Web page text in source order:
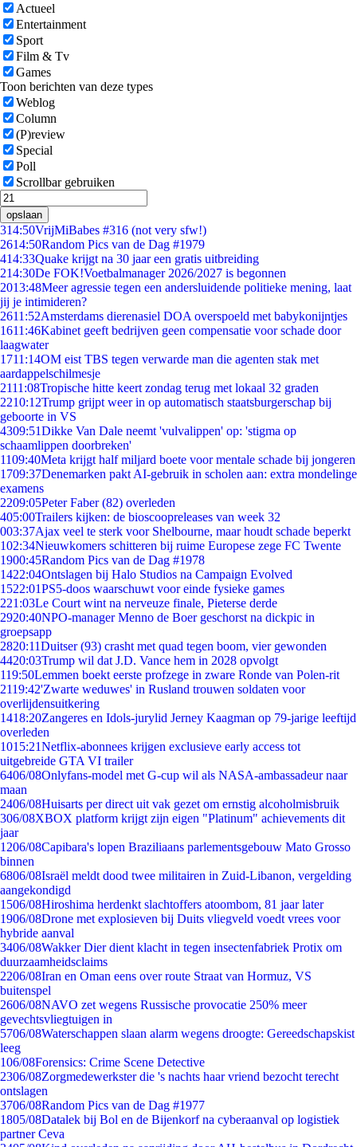
Actueel
Entertainment
Sport
Film & Tv
Games
Toon berichten van deze types
Weblog
Column
(P)review
Special
Poll
Scrollbar gebruiken
opslaan
314:50VrijMiBabes #316 (not very sfw!)
2614:50Random Pics van de Dag #1979
414:33Quake krijgt na 30 jaar een gratis uitbreiding
214:30De FOK!Voetbalmanager 2026/2027 is begonnen
2013:48Meer agressie tegen een andersluidende politieke mening, laat
jij je intimideren?
2611:52Amsterdams dierenasiel DOA overspoeld met babykonijntjes
1611:46Kabinet geeft bedrijven geen compensatie voor schade door
laagwater
1711:14OM eist TBS tegen verwarde man die agenten stak met
aardappelschilmesje
2111:08Tropische hitte keert zondag terug met lokaal 32 graden
2210:12Trump grijpt weer in op automatisch staatsburgerschap bij
geboorte in VS
4309:51Dikke Van Dale neemt 'vulvalippen' op: 'stigma op
schaamlippen doorbreken'
1109:40Meta krijgt half miljard boete voor mentale schade bij jongeren
1709:37Denemarken pakt AI-gebruik in scholen aan: extra mondelinge
examens
2209:05Peter Faber (82) overleden
405:00Trailers kijken: de bioscoopreleases van week 32
003:37Ajax veel te sterk voor Shelbourne, maar houdt schade beperkt
102:34Nieuwkomers schitteren bij ruime Europese zege FC Twente
1900:45Random Pics van de Dag #1978
1422:04Ontslagen bij Halo Studios na Campaign Evolved
1522:01PS5-doos waarschuwt voor einde fysieke games
221:03Le Court wint na nerveuze finale, Pieterse derde
2920:40NPO-manager Menno de Boer geschorst na dickpic in
groepsapp
2820:11Duitser (93) crasht met quad tegen boom, vier gewonden
4420:03Trump wil dat J.D. Vance hem in 2028 opvolgt
119:50Lemmen boekt eerste profzege in zware Ronde van Polen-rit
2119:42'Zwarte weduwes' in Rusland trouwen soldaten voor
overlijdensuitkering
1418:20Zangeres en Idols-jurylid Jerney Kaagman op 79-jarige leeftijd
overleden
1015:21Netflix-abonnees krijgen exclusieve early access tot
uitgebreide GTA VI trailer
6406/08Onlyfans-model met G-cup wil als NASA-ambassadeur naar
maan
2406/08Huisarts per direct uit vak gezet om ernstig alcoholmisbruik
306/08XBOX platform krijgt zijn eigen "Platinum" achievements dit
jaar
1206/08Capibara's lopen Braziliaans parlementsgebouw Mato Grosso
binnen
6806/08Israël meldt dood twee militairen in Zuid-Libanon, vergelding
aangekondigd
1506/08Hiroshima herdenkt slachtoffers atoombom, 81 jaar later
1906/08Drone met explosieven bij Duits vliegveld voedt vrees voor
hybride aanval
3406/08Wakker Dier dient klacht in tegen insectenfabriek Protix om
duurzaamheidsclaims
2206/08Iran en Oman eens over route Straat van Hormuz, VS
buitenspel
2606/08NAVO zet wegens Russische provocatie 250% meer
gevechtsvliegtuigen in
5706/08Waterschappen slaan alarm wegens droogte: Gereedschapskist
leeg
106/08Forensics: Crime Scene Detective
2306/08Zorgmedewerkster die 's nachts haar vriend bezocht terecht
ontslagen
3706/08Random Pics van de Dag #1977
1805/08Datalek bij Bol en de Bijenkorf na cyberaanval op logistiek
partner Ceva